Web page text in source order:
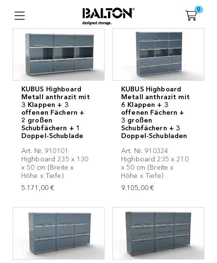
0
KUBUS Highboard
Metall anthrazit mit
3 Klappen + 3
offenen Fächern +
2 großen
Schubfächern + 1
Doppel-Schublade
Art. Nr. 910101
Highboard 235 x 130
x 50 cm (Breite x
Höhe x Tiefe)
5.171,00 €
KUBUS Highboard
Metall anthrazit mit
6 Klappen + 3
offenen Fächern +
3 großen
Schubfächern + 3
Doppel-Schubladen
Art. Nr. 910324
Highboard 235 x 210
x 50 cm (Breite x
Höhe x Tiefe)
9.105,00 €